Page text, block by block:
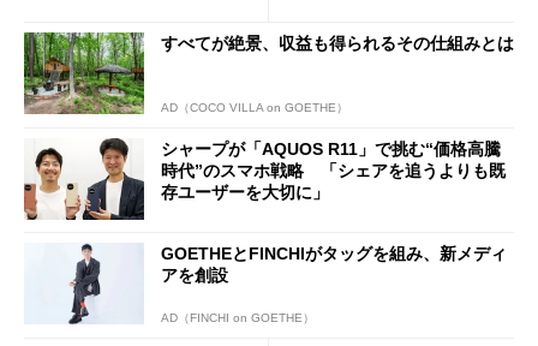
すべてが絶景、収益も得られるその仕組みとは
AD（COCO VILLA on GOETHE）
シャープが「AQUOS R11」で挑む“価格高騰
時代”のスマホ戦略 「シェアを追うよりも既
存ユーザーを大切に」
GOETHEとFINCHIがタッグを組み、新メディ
アを創設
AD（FINCHI on GOETHE）